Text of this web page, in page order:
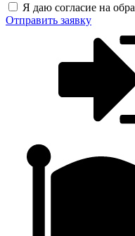
Я даю согласие на
Отправить заявку